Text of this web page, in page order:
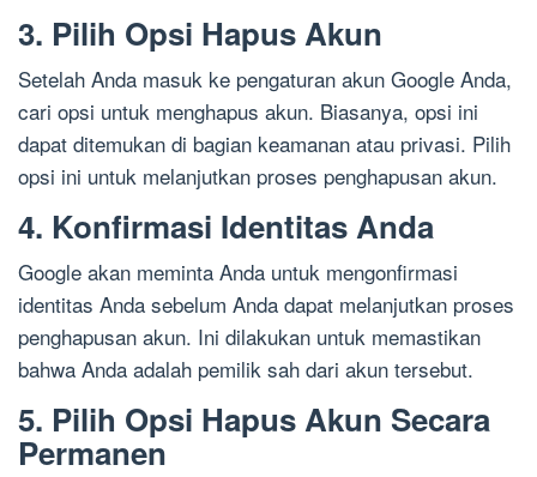
3. Pilih Opsi Hapus Akun
Setelah Anda masuk ke pengaturan akun Google Anda,
cari opsi untuk menghapus akun. Biasanya, opsi ini
dapat ditemukan di bagian keamanan atau privasi. Pilih
opsi ini untuk melanjutkan proses penghapusan akun.
4. Konfirmasi Identitas Anda
Google akan meminta Anda untuk mengonfirmasi
identitas Anda sebelum Anda dapat melanjutkan proses
penghapusan akun. Ini dilakukan untuk memastikan
bahwa Anda adalah pemilik sah dari akun tersebut.
5. Pilih Opsi Hapus Akun Secara
Permanen